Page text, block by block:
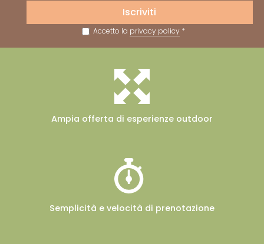
Accetto la privacy policy*
Iscriviti
Ampia offerta di esperienze outdoor
Semplicità e velocità di prenotazione